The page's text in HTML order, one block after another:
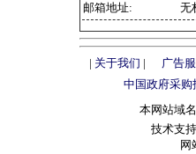
邮箱地址:
无
| 关于我们 | 广告
中国政府采购
本网站域
技术支
网